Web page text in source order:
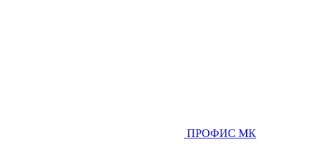
ПРОФИС МК